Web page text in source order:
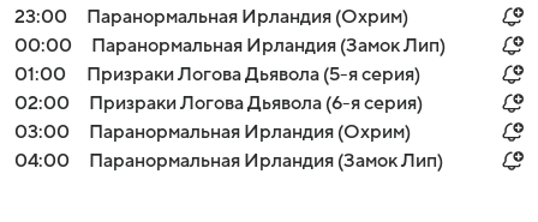
23:00
Паранормальная Ирландия (Охрим)
00:00
Паранормальная Ирландия (Замок Лип)
01:00
Призраки Логова Дьявола (5-я серия)
02:00
Призраки Логова Дьявола (6-я серия)
03:00
Паранормальная Ирландия (Охрим)
04:00
Паранормальная Ирландия (Замок Лип)